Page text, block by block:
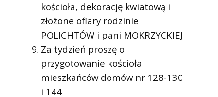
kościoła, dekorację kwiatową i
złożone ofiary rodzinie
POLICHTÓW i pani MOKRZYCKIEJ
Za tydzień proszę o
przygotowanie kościoła
mieszkańców domów nr 128-130
i 144